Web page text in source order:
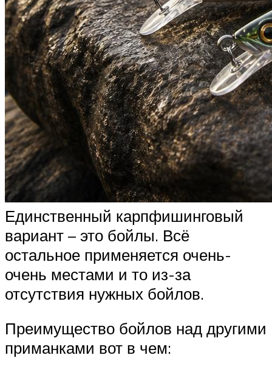
Единственный карпфишинговый
вариант – это бойлы. Всё
остальное применяется очень-
очень местами и то из-за
отсутствия нужных бойлов.
Преимущество бойлов над другими
приманками вот в чем: